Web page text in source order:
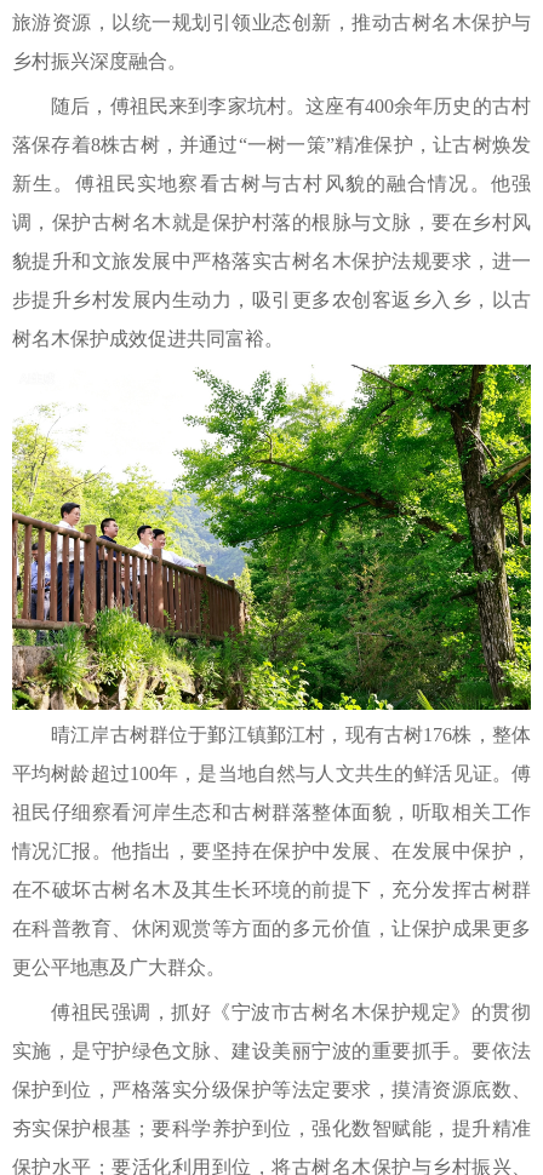
旅游资源，以统一规划引领业态创新，推动古树名木保护与
乡村振兴深度融合。
随后，傅祖民来到李家坑村。这座有400余年历史的古村
落保存着8株古树，并通过“一树一策”精准保护，让古树焕发
新生。傅祖民实地察看古树与古村风貌的融合情况。他强
调，保护古树名木就是保护村落的根脉与文脉，要在乡村风
貌提升和文旅发展中严格落实古树名木保护法规要求，进一
步提升乡村发展内生动力，吸引更多农创客返乡入乡，以古
树名木保护成效促进共同富裕。
晴江岸古树群位于鄞江镇鄞江村，现有古树176株，整体
平均树龄超过100年，是当地自然与人文共生的鲜活见证。傅
祖民仔细察看河岸生态和古树群落整体面貌，听取相关工作
情况汇报。他指出，要坚持在保护中发展、在发展中保护，
在不破坏古树名木及其生长环境的前提下，充分发挥古树群
在科普教育、休闲观赏等方面的多元价值，让保护成果更多
更公平地惠及广大群众。
傅祖民强调，抓好《宁波市古树名木保护规定》的贯彻
实施，是守护绿色文脉、建设美丽宁波的重要抓手。要依法
保护到位，严格落实分级保护等法定要求，摸清资源底数、
夯实保护根基；要科学养护到位，强化数智赋能，提升精准
保护水平；要活化利用到位，将古树名木保护与乡村振兴、